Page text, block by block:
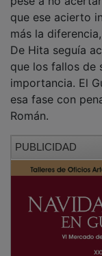
que ese acierto
más la
De Hita seguía
que los fallos de
importancia. El
esa fase con
Román.